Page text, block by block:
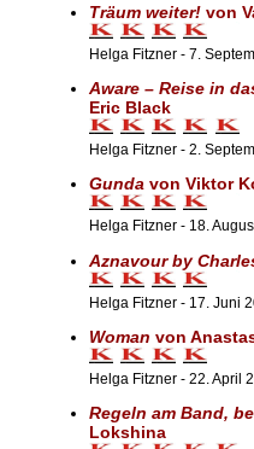
Träum weiter!von
Helga Fitzner - 7.
Aware – Reise in
Eric Black
Helga Fitzner - 2.
Gundavon Viktor
Helga Fitzner - 18.
Aznavour by
Helga Fitzner - 17. Juni
Woman von
Helga Fitzner - 22. April
Regeln am Band,
Lokshina